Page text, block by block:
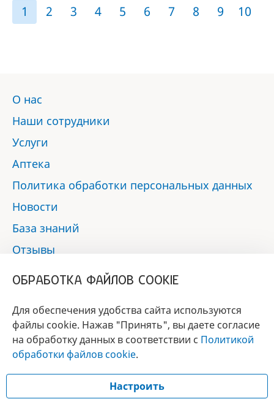
1 2 3 4 5 6 7 8 9 10
О нас
Наши сотрудники
Услуги
Аптека
Политика обработки персональных данных
Новости
База знаний
Отзывы
БРЕНД
ГОДА 2017 - 2019
© 2017 - 2026 «Альфа-вет»
ОБРАБОТКА ФАЙЛОВ COOKIE
Для обеспечения удобства сайта используются
файлы cookie. Нажав "Принять", вы даете согласие
на обработку данных в соответствии с Политикой
обработки файлов cookie.
Настроить